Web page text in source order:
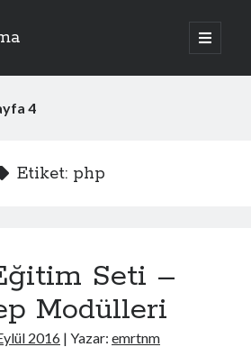
ana
menüyü
4
Etiket: php
Seti –
Modülleri
2016 | Yazar: emrtnm